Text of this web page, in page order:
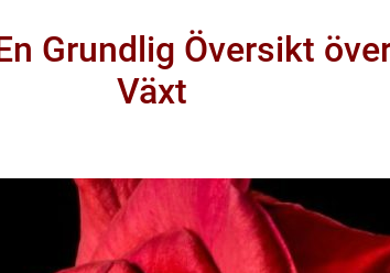
Grundlig Översikt
Växt